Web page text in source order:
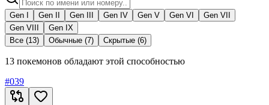
Gen I Gen II Gen III Gen IV Gen V Gen VI
Gen VII
Gen VIII
Gen IX
Все (13)
Обычные (7) Скрытые (6)
13 покемонов обладают этой способностью
#039